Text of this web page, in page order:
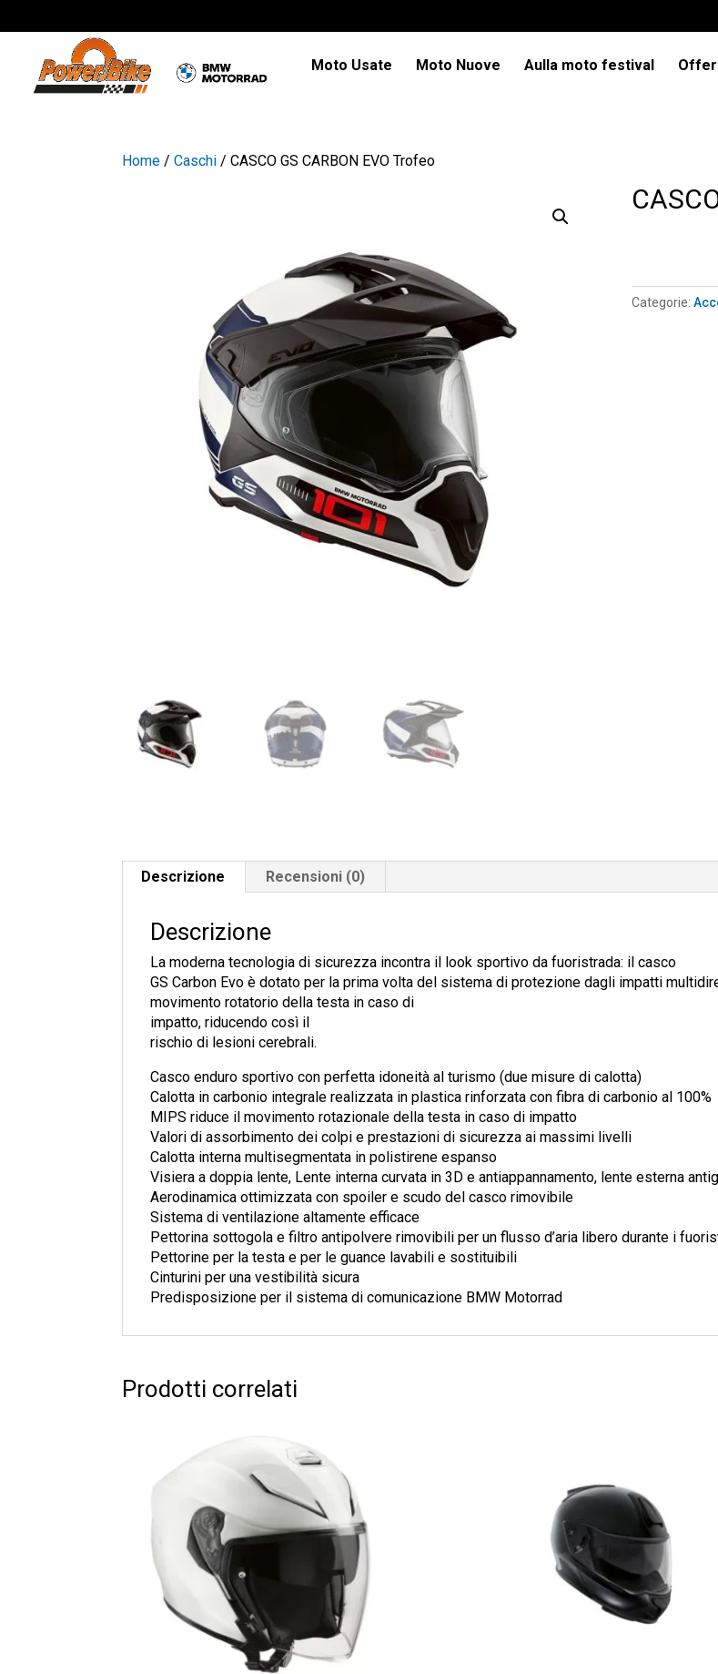
Moto Usate Moto Nuove Aulla moto festival
Home /Caschi / CASCO GS CARBON EVO Trofeo
Categorie:
Descrizione Recensioni (0)
Descrizione
La moderna tecnologia di sicurezza incontra il look sportivo da fuoristrada: il casco
GS Carbon Evo è dotato per la prima volta del sistema di protezione dagli impatti
movimento rotatorio della testa in caso di
impatto, riducendo così il
rischio di lesioni cerebrali.
Casco enduro sportivo con perfetta idoneità al turismo (due misure di calotta)
Calotta in carbonio integrale realizzata in plastica rinforzata con fibra di carbonio al 100%
MIPS riduce il movimento rotazionale della testa in caso di impatto
Valori di assorbimento dei colpi e prestazioni di sicurezza ai massimi livelli
Calotta interna multisegmentata in polistirene espanso
Visiera a doppia lente, Lente interna curvata in 3D e antiappannamento, lente esterna
Aerodinamica ottimizzata con spoiler e scudo del casco rimovibile
Sistema di ventilazione altamente efficace
Pettorina sottogola e filtro antipolvere rimovibili per un flusso d’aria libero durante i
Pettorine per la testa e per le guance lavabili e sostituibili
Cinturini per una vestibilità sicura
Predisposizione per il sistema di comunicazione BMW Motorrad
Prodotti correlati